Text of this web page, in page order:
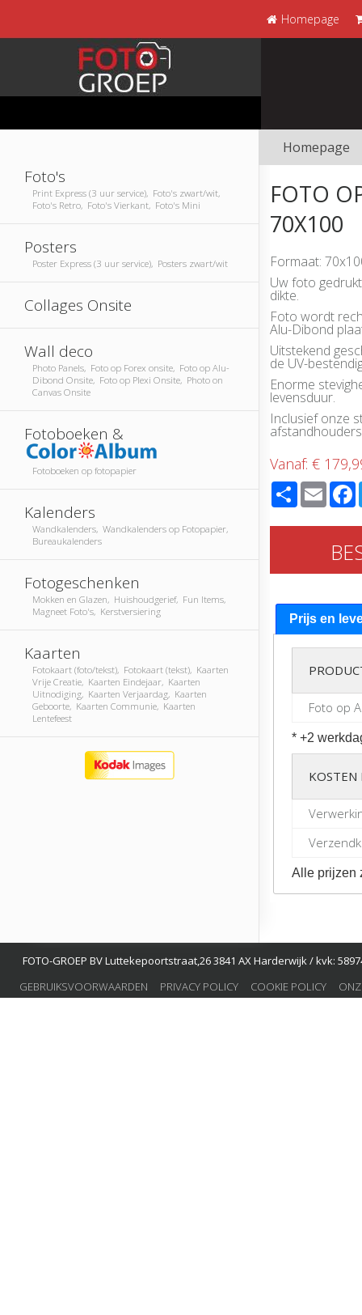
Homepage
Foto's
Print Express (3 uur service), Foto's zwart/wit,
Foto's Retro, Foto's Vierkant, Foto's Mini
Posters
Poster Express (3 uur service), Posters zwart/wit
Collages Onsite
Wall deco
Photo Panels, Foto op Forex onsite, Foto op Alu-
Dibond Onsite, Foto op Plexi Onsite, Photo on
Canvas Onsite
Fotoboeken &
Fotoboeken op fotopapier
Kalenders
Wandkalenders, Wandkalenders op Fotopapier,
Bureaukalenders
Fotogeschenken
Mokken en Glazen, Huishoudgerief, Fun Items,
Magneet Foto's, Kerstversiering
Kaarten
Fotokaart (foto/tekst), Fotokaart (tekst), Kaarten
Vrije Creatie, Kaarten Eindejaar, Kaarten
Uitnodiging, Kaarten Verjaardag, Kaarten
Geboorte, Kaarten Communie, Kaarten
Lentefeest
Homepage
FOTO
70X100
Formaat:
Uw foto
dikte.
Foto wordt
Alu-Dibond
Uitstekend
de UV-
Enorme
levensduur.
Inclusief onze
Vanaf:€
ShareEmail
Prijs en
Foto op
* +2
KOSTEN
Alle prijzen
FOTO-GROEP BV Luttekepoortstraat,26 3841 AX Harderwijk / kvk:
GEBRUIKSVOORWAARDEN
PRIVACY POLICY COOKIE POLICY